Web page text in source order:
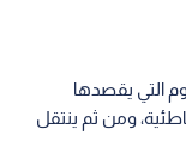
حاليا تتركز في فنادق 5 نجوم التي يقصدها
ومن ثم ينتقل